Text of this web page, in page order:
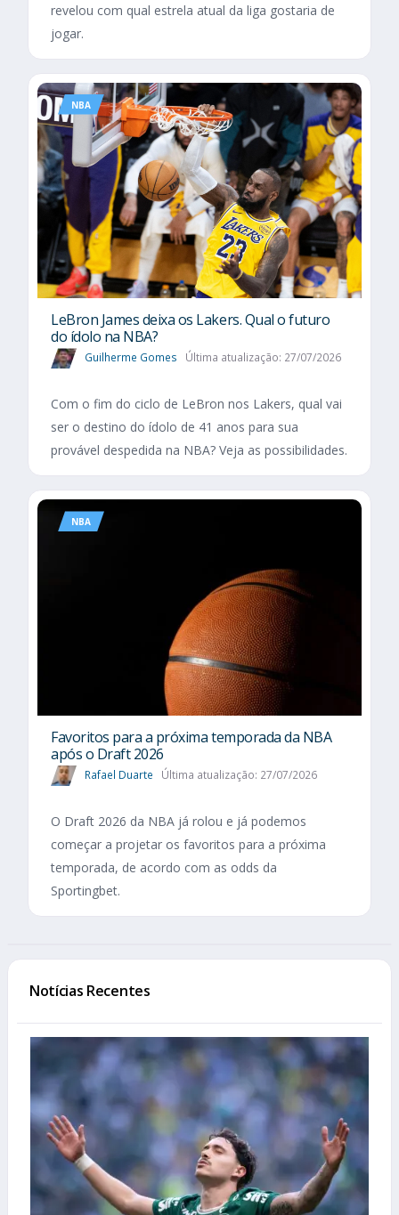
revelou com qual estrela atual da liga gostaria de
jogar.
NBA
LeBron James deixa os Lakers. Qual o futuro
do ídolo na NBA?
Guilherme Gomes Última atualização: 27/07/2026
Com o fim do ciclo de LeBron nos Lakers, qual vai
ser o destino do ídolo de 41 anos para sua
provável despedida na NBA? Veja as possibilidades.
NBA
Favoritos para a próxima temporada da NBA
após o Draft 2026
Rafael Duarte Última atualização: 27/07/2026
O Draft 2026 da NBA já rolou e já podemos
começar a projetar os favoritos para a próxima
temporada, de acordo com as odds da
Sportingbet.
Notícias Recentes